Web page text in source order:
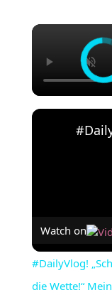
Watch on
#DailyVlog!
die Wette!“